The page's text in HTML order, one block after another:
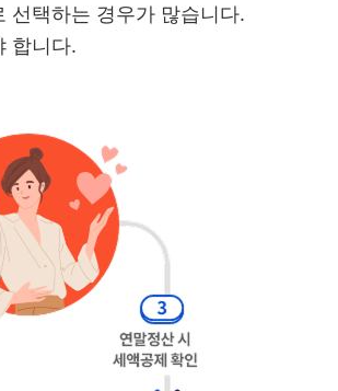
선택하는 경우가 많습니다.
합니다.